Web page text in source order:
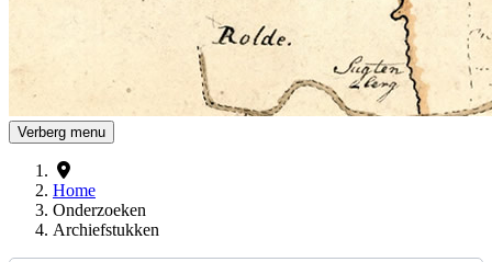
Verberg menu
Home
Onderzoeken
Archiefstukken